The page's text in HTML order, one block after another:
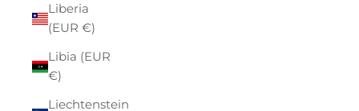
Liberia
(EUR €)
Libia (EUR
€)
Liechtenstein